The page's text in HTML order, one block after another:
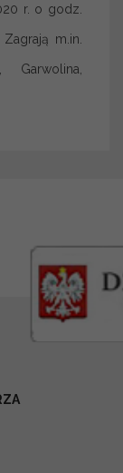
r. o godz.
m.in.